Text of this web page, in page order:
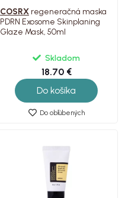
COSRX regeneračná maska
​​PDRN Exosome Skinplaning
Glaze Mask, 50ml
Skladom
18.70 €
Do košíka
Do obľúbených